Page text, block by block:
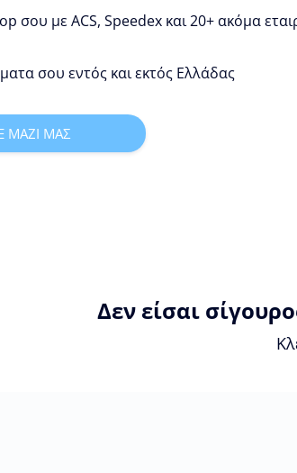
σου με ACS, Speedex και 20+ ακόμα
σου εντός και εκτός Ελλάδας
ΜΑΖΙ ΜΑΣ
Δεν είσαι